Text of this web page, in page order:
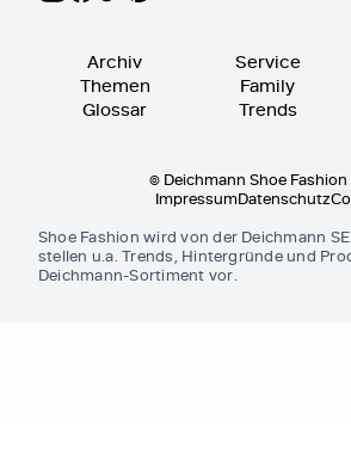
Archiv
Themen
Glossar
Service
Family
Trends
© Deichmann Shoe Fashion
ImpressumDatenschutz
Shoe Fashion wird von der Deichmann
stellen u.a. Trends, Hintergründe und
Deichmann-Sortiment vor.